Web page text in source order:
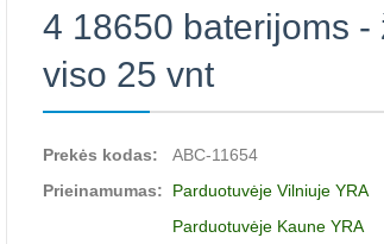
4 18650 baterijoms -
viso 25 vnt
Prekės kodas:
ABC-11654
Prieinamumas:
Parduotuvėje Vilniuje YRA
Parduotuvėje Kaune YRA